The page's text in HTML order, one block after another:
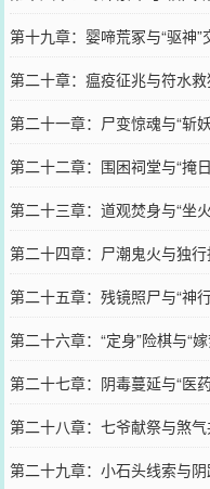
第十九章：婴啼荒冢与“驱神”
第二十章：瘟疫征兆与符水
第二十一章：尸变惊魂与“斩
第二十二章：围困祠堂与“掩
第二十三章：道观焚身与“坐
第二十四章：尸潮鬼火与独
第二十五章：残镜照尸与“神
第二十六章：“定身”险棋与“
第二十七章：阴毒蔓延与“医
第二十八章：七爷献祭与煞气
第二十九章：小石头线索与